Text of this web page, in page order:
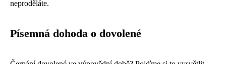
neproděláte.
Písemná dohoda o dovolené